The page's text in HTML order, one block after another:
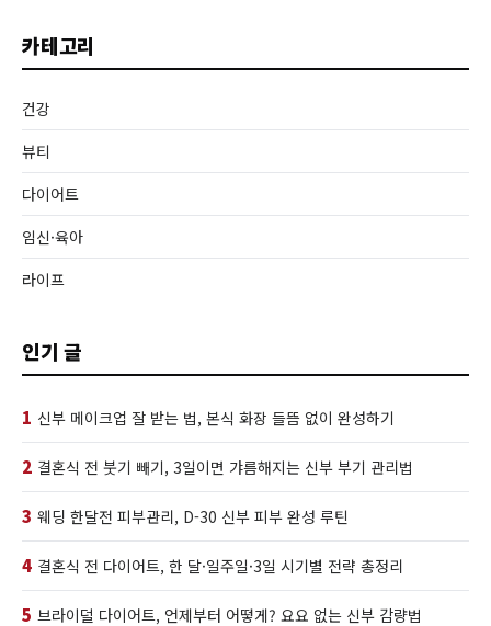
카테고리
건강
뷰티
다이어트
임신·육아
라이프
인기 글
1 신부 메이크업 잘 받는 법, 본식 화장 들뜸 없이 완성하기
2 결혼식 전 붓기 빼기, 3일이면 갸름해지는 신부 부기 관리법
3 웨딩 한달전 피부관리, D-30 신부 피부 완성 루틴
4 결혼식 전 다이어트, 한 달·일주일·3일 시기별 전략 총정리
5 브라이덜 다이어트, 언제부터 어떻게? 요요 없는 신부 감량법